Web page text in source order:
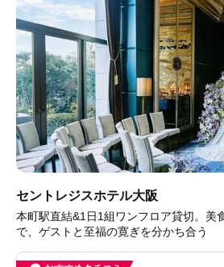
セントレジスホテル大阪
本町駅直結&1日1組ワンフロア貸切。美
で、ゲストと至福の寛ぎを分かち合う